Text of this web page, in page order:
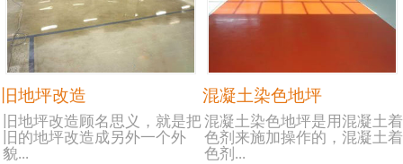
旧地坪改造
旧地坪改造顾名思义，就是把
旧的地坪改造成另外一个外
貌...
混凝土染色地坪
混凝土染色地坪是用混凝土着
色剂来施加操作的，混凝土着
色剂...